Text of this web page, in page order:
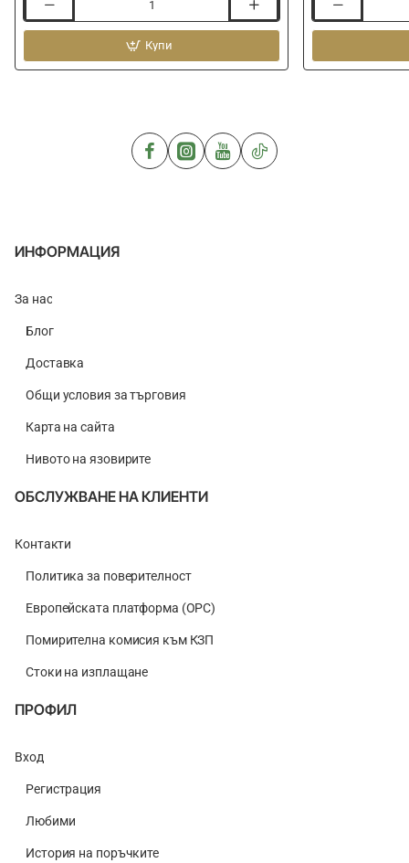
влакно
Hard
Купи
влакно
Hard
ИНФОРМАЦИЯ
За нас
Блог
Доставка
Общи условия за търговия
Карта на сайта
Нивото на язовирите
ОБСЛУЖВАНЕ НА КЛИЕНТИ
Контакти
Политика за поверителност
Европейската платформа (ОРС)
Помирителна комисия към КЗП
Стоки на изплащане
ПРОФИЛ
Вход
Регистрация
Любими
История на поръчките